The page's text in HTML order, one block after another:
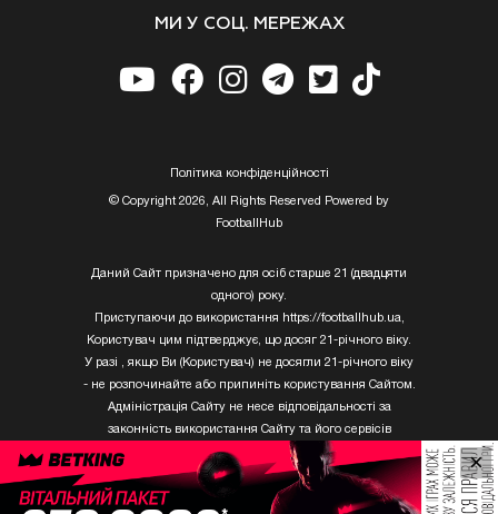
МИ У СОЦ. МЕРЕЖАХ
Полiтика конфiденцiйностi
© Copyright 2026, All Rights Reserved Powered by
FootballHub
Даний Сайт призначено для осіб старше 21 (двадцяти
одного) року.
Приступаючи до використання https://footballhub.ua,
Користувач цим підтверджує, що досяг 21-річного віку.
У разі , якщо Ви (Користувач) не досягли 21-річного віку
- не розпочинайте або припиніть користування Сайтом.
Адміністрація Сайту не несе відповідальності за
законність використання Сайту та його сервісів
Користувачем, який не досяг 21-річного віку.
Твори Getty Images, що розміщені на сайті, не можуть
×